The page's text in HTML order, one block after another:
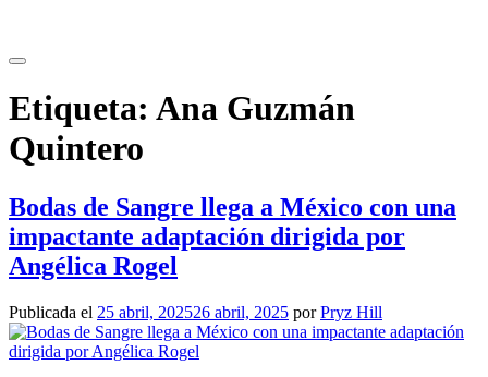
contenido
Etiqueta: Ana Guzmán
Quintero
Bodas de Sangre llega a México con una
impactante adaptación dirigida por
Angélica Rogel
Publicada el 25 abril, 202526 abril, 2025 porPryz Hill